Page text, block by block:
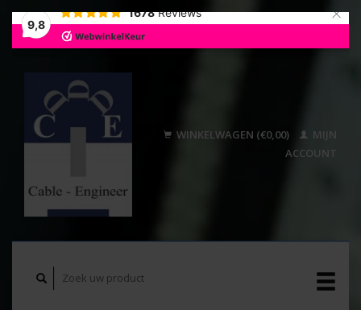
9,8
1678 Reviews ×
WINKELWAGEN (€0,00)
MIJN
ACCOUNT